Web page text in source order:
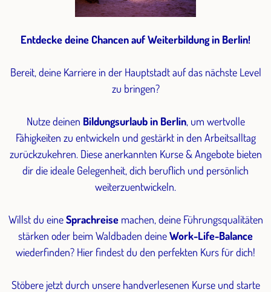
Entdecke deine Chancen auf Weiterbildung in Berlin!
Bereit, deine Karriere in der Hauptstadt auf das nächste Level
zu bringen?
Nutze deinen Bildungsurlaub in Berlin, um wertvolle
Fähigkeiten zu entwickeln und gestärkt in den Arbeitsalltag
zurückzukehren. Diese anerkannten Kurse & Angebote bieten
dir die ideale Gelegenheit, dich beruflich und persönlich
weiterzuentwickeln.
Willst du eineSprachreisemachen, deine Führungsqualitäten
stärken oder beim Waldbaden deineWork-Life-Balance
wiederfinden? Hier findest du den perfekten Kurs für dich!
Stöbere jetzt durch unsere handverlesenen Kurse und starte